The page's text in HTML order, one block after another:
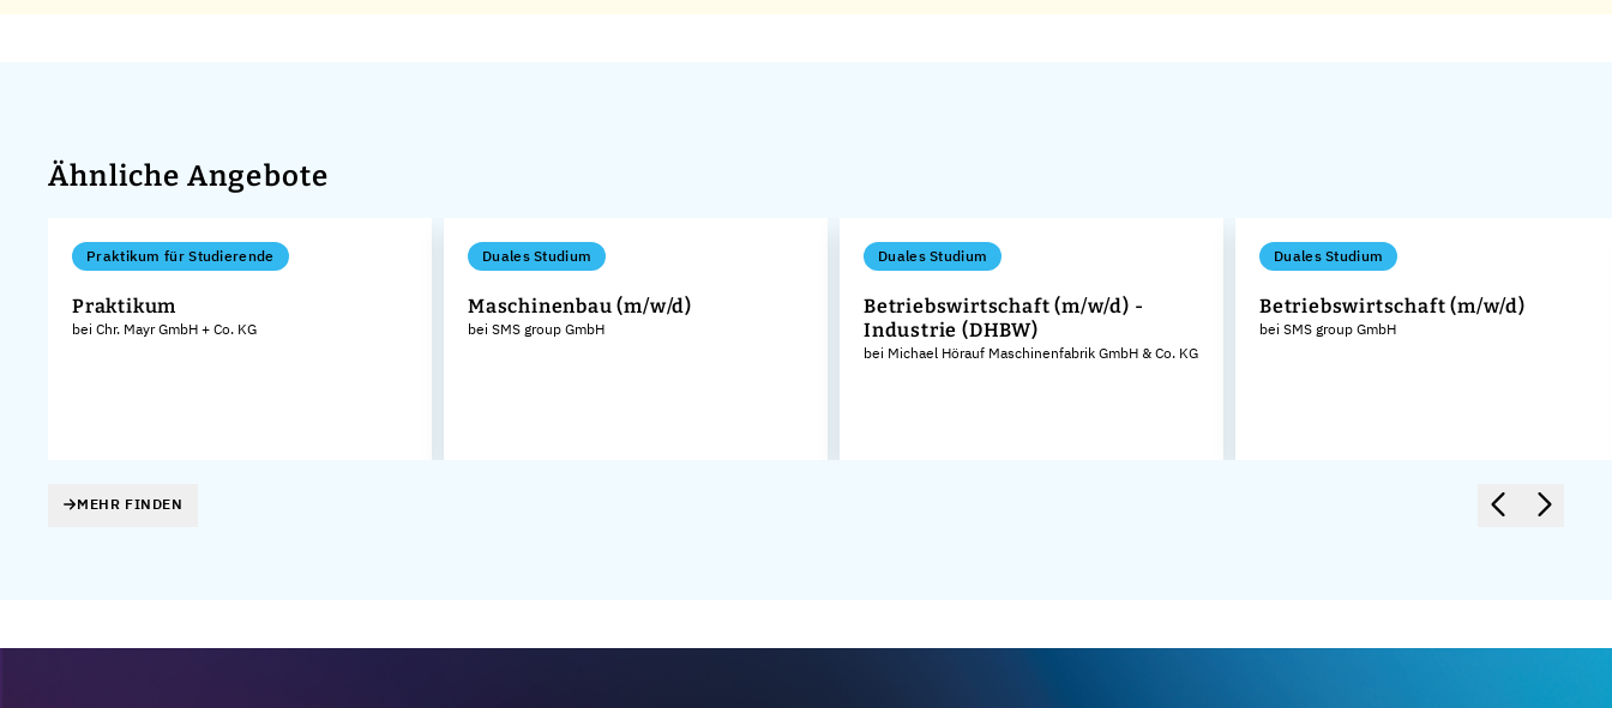
Ähnliche Angebote
Praktikum für Studierende
Praktikum
bei Chr. Mayr GmbH + Co. KG
Duales Studium
Maschinenbau (m/w/d)
bei SMS group GmbH
Duales Studium
Betriebswirtschaft (m/w/d) -
Industrie (DHBW)
bei Michael Hörauf Maschinenfabrik GmbH & Co. KG
Duales Studium
Betriebswirtschaft (m/w/d)
bei SMS group GmbH
MEHR FINDEN